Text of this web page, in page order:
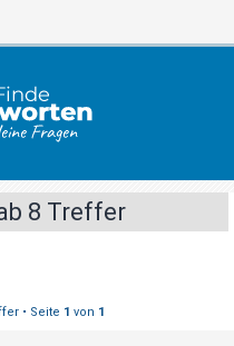
8 Treffer
• Seite 1 von 1